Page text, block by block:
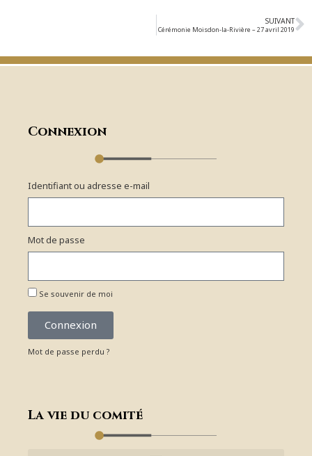
SUIVANT
Cérémonie Moisdon-la-Rivière – 27 avril 2019
Connexion
Identifiant ou adresse e-mail
Mot de passe
Se souvenir de moi
Connexion
Mot de passe perdu ?
La vie du comité